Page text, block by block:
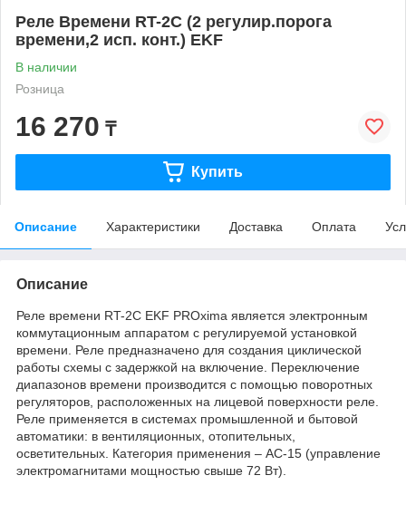
Реле Времени RT-2C (2 регулир.порога
времени,2 исп. конт.) EKF
В наличии
Розница
16 270 ₸
Купить
Описание Характеристики Доставка Оплата
Описание
Реле времени RT-2C EKF PROxima является электронным
коммутационным аппаратом с регулируемой установкой
времени. Реле предназначено для создания циклической
работы схемы с задержкой на включение. Переключение
диапазонов времени производится с помощью поворотных
регуляторов, расположенных на лицевой поверхности реле.
Реле применяется в системах промышленной и бытовой
автоматики: в вентиляционных, отопительных,
осветительных. Категория применения – АС-15 (управление
электромагнитами мощностью свыше 72 Вт).